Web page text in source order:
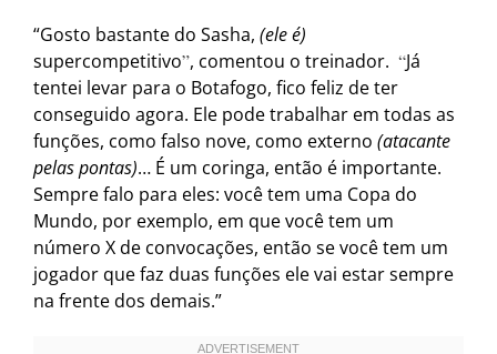
“Gosto bastante do Sasha, (ele é)
supercompetitivo”, comentou o treinador. “Já
tentei levar para o Botafogo, fico feliz de ter
conseguido agora. Ele pode trabalhar em todas as
funções, como falso nove, como externo (atacante
pelas pontas)… É um coringa, então é importante.
Sempre falo para eles: você tem uma Copa do
Mundo, por exemplo, em que você tem um
número X de convocações, então se você tem um
jogador que faz duas funções ele vai estar sempre
na frente dos demais.”